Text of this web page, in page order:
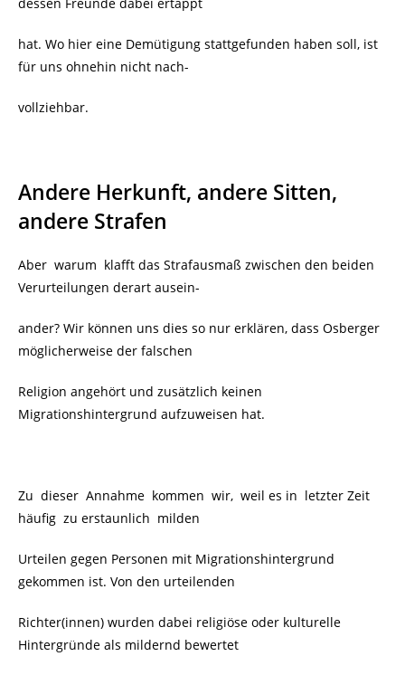
hat. Wo hier eine Demütigung stattgefunden haben soll, ist
für uns ohnehin nicht nach-
vollziehbar.
Andere Herkunft, andere Sitten,
andere Strafen
Aber warum klafft das Strafausmaß zwischen den beiden
Verurteilungen derart ausein-
ander? Wir können uns dies so nur erklären, dass Osberger
möglicherweise der falschen
Religion angehört und zusätzlich keinen
Migrationshintergrund aufzuweisen hat.
Zu dieser Annahme kommen wir, weil es in letzter Zeit
häufig zu erstaunlich milden
Urteilen gegen Personen mit Migrationshintergrund
gekommen ist. Von den urteilenden
Richter(innen) wurden dabei religiöse oder kulturelle
Hintergründe als mildernd bewertet